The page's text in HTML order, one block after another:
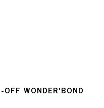
OFF WONDER'BOND